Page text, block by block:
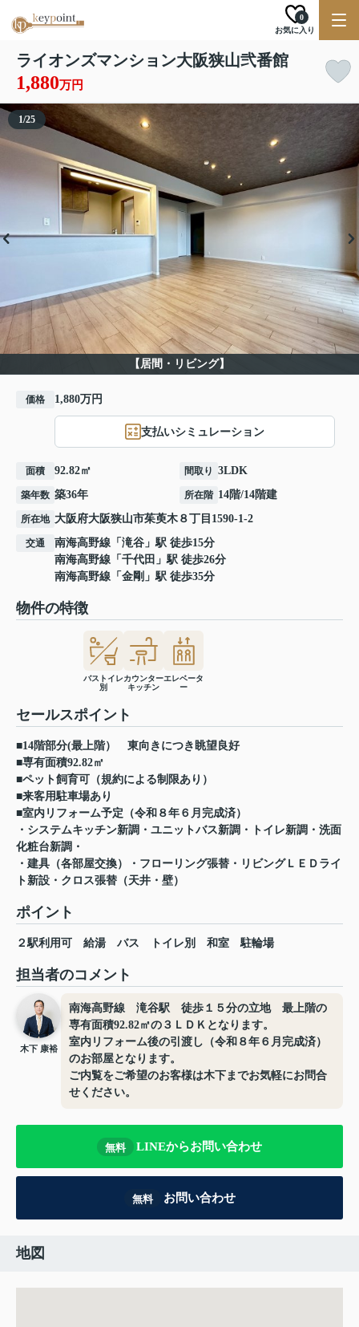
お気に入り
0
ライオンズマンション大阪狭山弐番館
1,880万円
【居間・リビング】
1/25
価格 1,880万円
支払いシミュレーション
面積 92.82㎡ 間取り 3LDK
築年数 築36年 所在階 14階/14階建
所在地 大阪府大阪狭山市茱萸木 ８丁目1590-1-2
交通 南海高野線 「 滝谷 」駅 徒歩15分
南海高野線 「 千代田 」駅 徒歩26分
南海高野線 「 金剛 」駅 徒歩35分
物件の特徴
バストイレ
別
カウンター
キッチン
エレベータ
ー
セールスポイント
■14階部分(最上階） 東向きにつき眺望良好
■専有面積92.82㎡
■ペット飼育可（規約による制限あり）
■来客用駐車場あり
■室内リフォーム予定（令和８年６月完成済）
・システムキッチン新調・ユニットバス新調・トイレ新調・洗面
化粧台新調・
・建具（各部屋交換）・フローリング張替・リビングＬＥＤライ
ト新設・クロス張替（天井・壁）
ポイント
２駅利用可 給湯 バス トイレ別 和室 駐輪場
担当者のコメント
木下 康裕
南海高野線 滝谷駅 徒歩１５分の立地 最上階の
専有面積92.82㎡の３ＬＤＫとなります。
室内リフォーム後の引渡し（令和８年６月完成済）
のお部屋となります。
ご内覧をご希望のお客様は木下までお気軽にお問合
せください。
無料 LINEからお問い合わせ
無料 お問い合わせ
地図